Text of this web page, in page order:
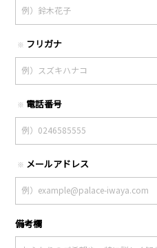
※ フリガナ
※ 電話番号
※ メールアドレス
備考欄